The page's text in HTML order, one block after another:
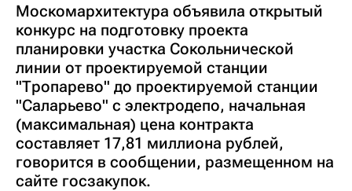
Москомархитектура объявила открытый
конкурс на подготовку проекта
планировки участка Сокольнической
линии от проектируемой станции
"Тропарево" до проектируемой станции
"Саларьево" с электродепо, начальная
(максимальная) цена контракта
составляет 17,81 миллиона рублей,
говорится в сообщении, размещенном на
сайте госзакупок.